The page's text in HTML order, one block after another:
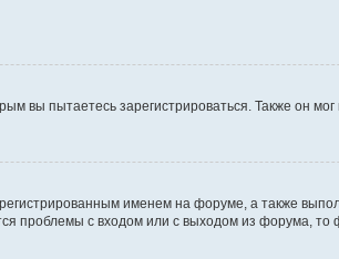
вы пытаетесь зарегистрироваться. Также он
именем на форуме, а также
проблемы с входом или с выходом из форума,